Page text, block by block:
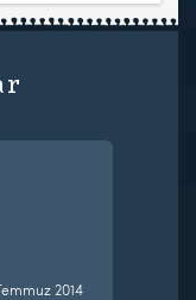
2014